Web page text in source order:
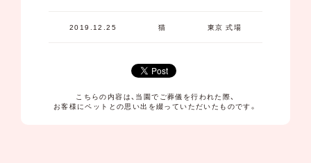
2019.12.25 猫 東京 式場
こちらの内容は、当園でご葬儀を行われた際、
お客様にペットとの思い出を綴っていただいたものです。